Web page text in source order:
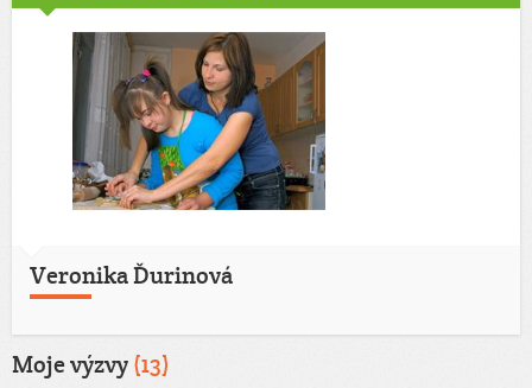
Veronika Ďurinová
Moje výzvy(13)